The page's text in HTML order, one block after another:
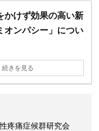
かけず効果の高い新
オンパシー」につい
続きを見る
疼痛症候群研究会